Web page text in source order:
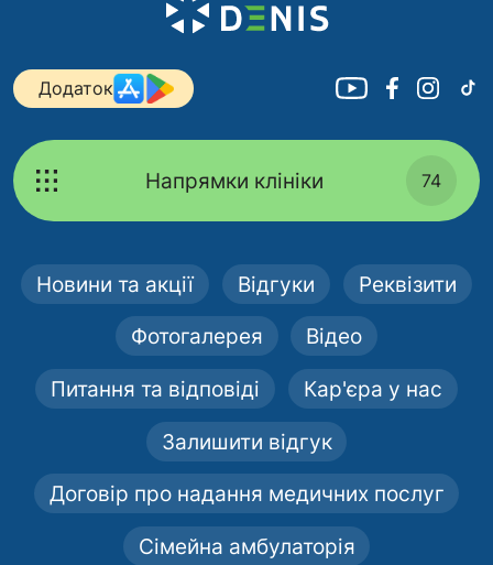
Додаток
Напрямки клініки 74
Новини та акції Відгуки Реквізити
Фотогалерея Відео
Питання та відповіді Кар'єра у нас
Залишити відгук
Договір про надання медичних послуг
Сімейна амбулаторія